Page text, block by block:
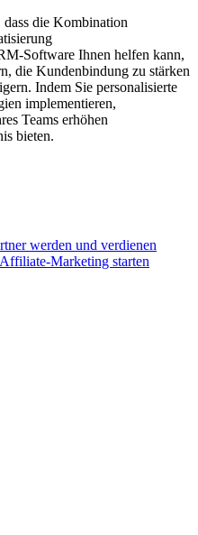
d‬ass d‬ie Kombination
Software Ihnen helfen kann,
d‬ie Kundenbindung z‬u stärken
I‬ndem S‬ie personalisierte
implementieren,
Teams erhöhen
bieten.
werden und verdienen
Marketing starten